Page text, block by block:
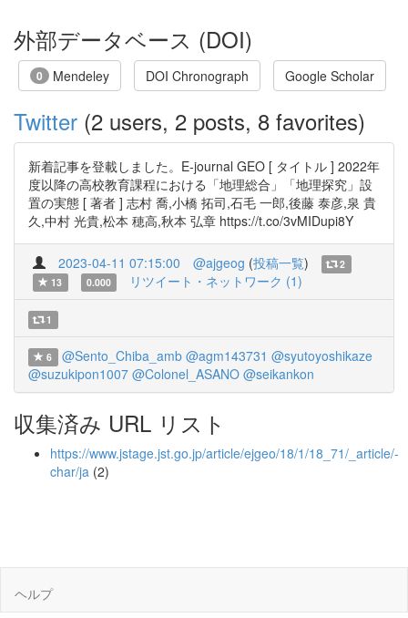
外部データベース (DOI)
0 Mendeley DOI Chronograph Google Scholar
Twitter (2 users, 2 posts, 8 favorites)
新着記事を登載しました。E-journal GEO [ タイトル ] 2022年
度以降の高校教育課程における「地理総合」「地理探究」設
置の実態 [ 著者 ] 志村 喬,小橋 拓司,石毛 一郎,後藤 泰彦,泉 貴
久,中村 光貴,松本 穂高,秋本 弘章 https://t.co/3vMIDupi8Y
2023-04-11 07:15:00 @ajgeog (投稿一覧)
2
13
0.000 リツイート・ネットワーク (1)
1
6 @Sento_Chiba_amb @agm143731 @syutoyoshikaze
@suzukipon1007 @Colonel_ASANO @seikankon
収集済み URL リスト
https://www.jstage.jst.go.jp/article/ejgeo/18/1/18_71/_article/-
char/ja (2)
ヘルプ